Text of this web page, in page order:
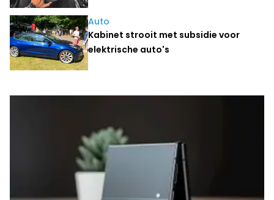
Auto
Kabinet strooit met subsidie voor
elektrische auto's
Laatste nieuws